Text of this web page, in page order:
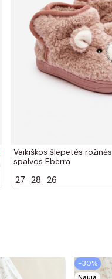
Vaikiškos šlepetės rožinės
spalvos Eberra
27 28 26
−30%